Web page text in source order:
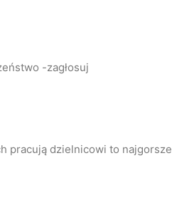
-zagłosuj
pracują dzielnicowi to najgorsze